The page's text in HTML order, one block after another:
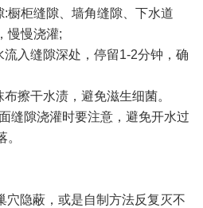
:橱柜缝隙、墙角缝隙、下水道
慢慢浇灌;
入缝隙深处，停留1-2分钟，确
擦干水渍，避免滋生细菌。
缝隙浇灌时要注意，避免开水过
穴隐蔽，或是自制方法反复灭不